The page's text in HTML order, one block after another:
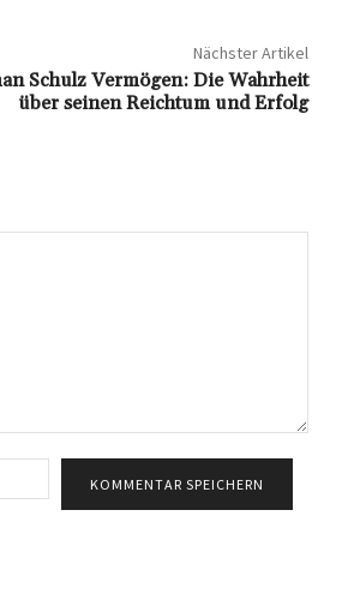
Nächster Artikel
Schulz Vermögen: Die Wahrheit
über seinen Reichtum und Erfolg
Mail:*